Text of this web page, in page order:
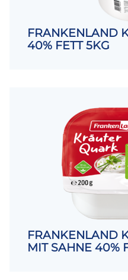
FRANKENLAND
40% FETT 5KG
FRANKENLAND
MIT SAHNE 40%